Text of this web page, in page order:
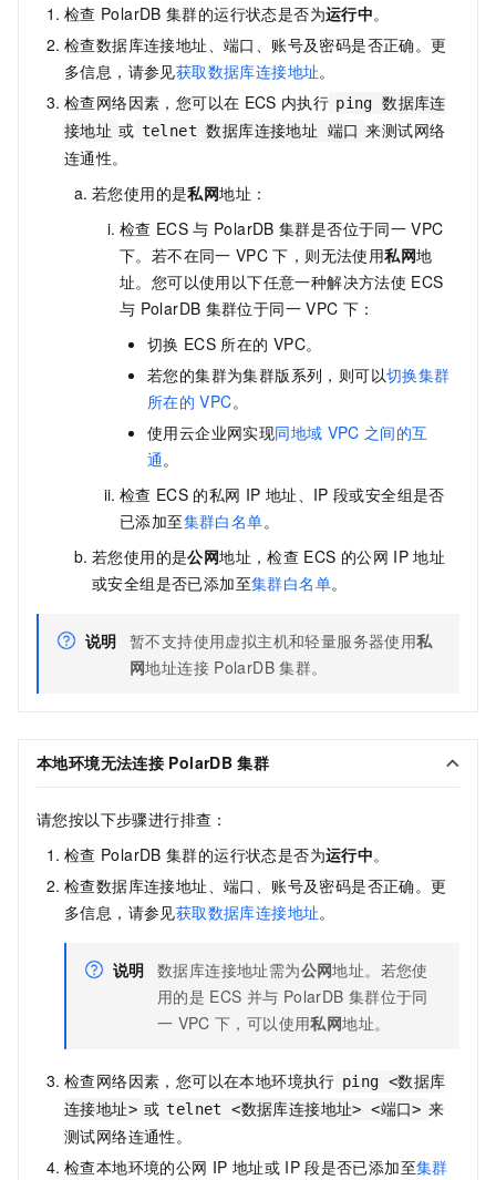
检查 PolarDB 集群的运行状态是否为运行中。
检查数据库连接地址、端口、账号及密码是否正确。更
多信息，请参见获取数据库连接地址。
检查网络因素，您可以在 ECS 内执行 ping 数据库连
接地址 或 telnet 数据库连接地址 端口 来测试网络
连通性。
若您使用的是私网地址：
检查 ECS 与 PolarDB 集群是否位于同一 VPC
下。若不在同一 VPC 下，则无法使用私网地
址。您可以使用以下任意一种解决方法使 ECS
与 PolarDB 集群位于同一 VPC 下：
切换 ECS 所在的 VPC。
若您的集群为集群版系列 ，则可以切换集群
所在的 VPC。
使用云企业网实现同地域 VPC 之间的互
通 。
检查 ECS 的私网 IP 地址、IP 段或安全组是否
已添加至集群白名单。
若您使用的是公网地址，检查 ECS 的公网 IP 地址
或安全组是否已添加至集群白名单。
说明 暂不支持使用虚拟主机和轻量服务器使用私
网地址连接 PolarDB 集群。
本地环境无法连接 PolarDB 集群
请您按以下步骤进行排查：
检查 PolarDB 集群的运行状态是否为运行中。
检查数据库连接地址、端口、账号及密码是否正确。更
多信息，请参见获取数据库连接地址。
说明 数据库连接地址需为公网地址。若您使
用的是 ECS 并与 PolarDB 集群位于同
一 VPC 下，可以使用私网地址。
检查网络因素，您可以在本地环境执行 ping <数据库
连接地址> 或 telnet <数据库连接地址> <端口> 来
测试网络连通性。
检查本地环境的公网 IP 地址或 IP 段是否已添加至集群